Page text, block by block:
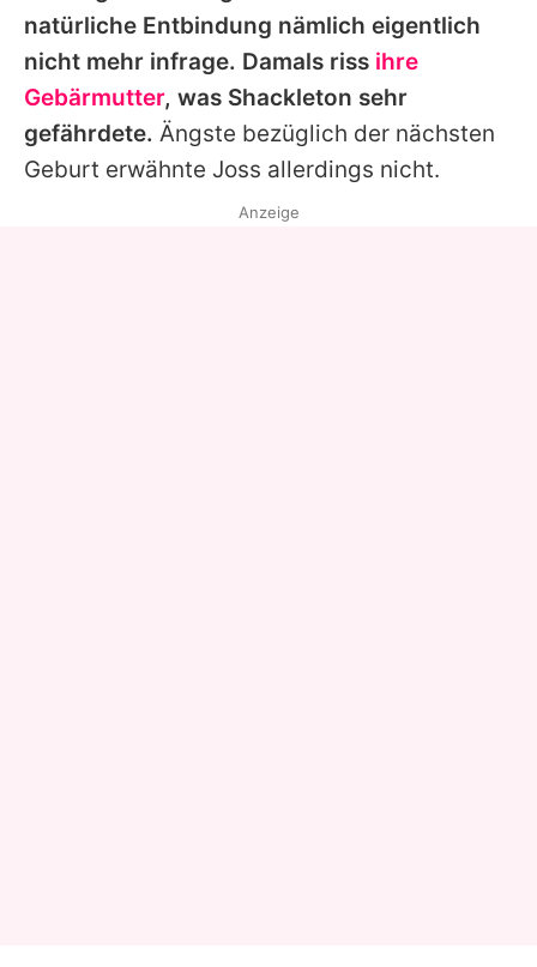
natürliche Entbindung nämlich eigentlich
nicht mehr infrage. Damals riss ihre
Gebärmutter, was Shackleton sehr
gefährdete. Ängste bezüglich der nächsten
Geburt erwähnte Joss allerdings nicht.
Anzeige